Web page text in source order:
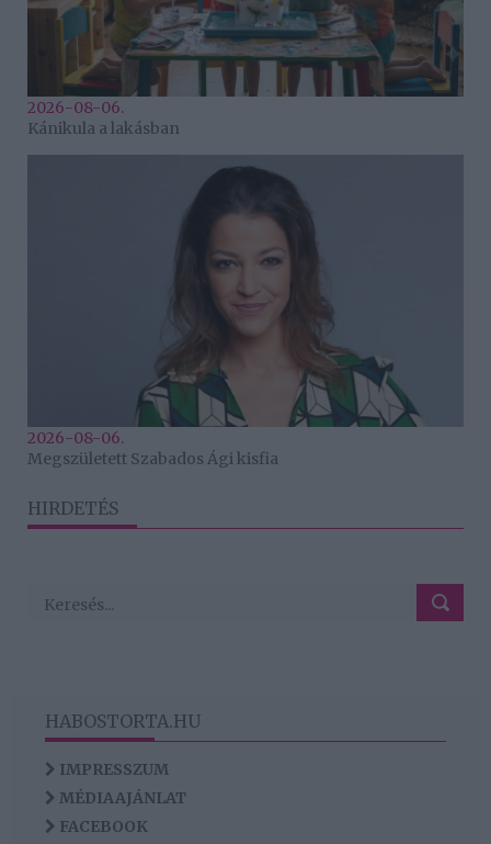
2026-08-06.
Kánikula a lakásban
2026-08-06.
Megszületett Szabados Ági kisfia
HIRDETÉS
HABOSTORTA.HU
IMPRESSZUM
MÉDIAAJÁNLAT
FACEBOOK